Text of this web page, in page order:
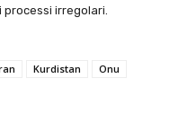
irregolari.
Kurdistan
Onu